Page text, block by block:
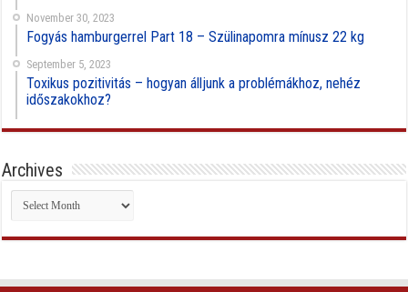
November 30, 2023
Fogyás hamburgerrel Part 18 – Szülinapomra mínusz 22 kg
September 5, 2023
Toxikus pozitivitás – hogyan álljunk a problémákhoz, nehéz
időszakokhoz?
Archives
Archives